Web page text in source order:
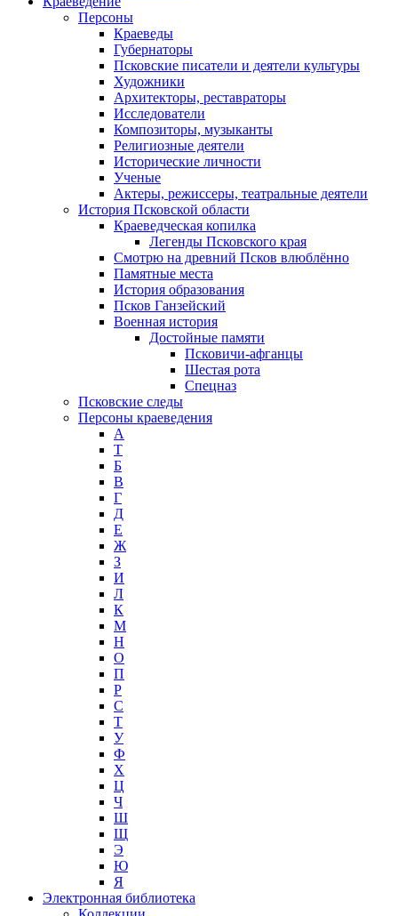
Персоны
Краеведы
Губернаторы
Псковские писатели и деятели культуры
Художники
Архитекторы, реставраторы
Исследователи
Композиторы, музыканты
Религиозные деятели
Исторические личности
Ученые
Актеры, режиссеры, театральные деятели
История Псковской области
Краеведческая копилка
Легенды Псковского края
Смотрю на древний Псков влюблённо
Памятные места
История образования
Псков Ганзейский
Военная история
Достойные памяти
Псковичи-афганцы
Шестая рота
Спецназ
Псковские следы
Персоны краеведения
А
T
Б
В
Г
Д
Е
Ж
З
И
Л
К
М
Н
О
П
Р
С
Т
У
Ф
Х
Ц
Ч
Ш
Щ
Э
Ю
Я
Электронная библиотека